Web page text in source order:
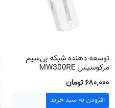
توسعه دهنده شبکه بی‌سیم
مرکوسیس MW300RE
۶۸۰٬۰۰۰ تومان
افزودن به سبد خرید